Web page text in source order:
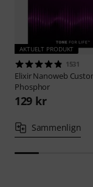
AKTUELT PRODUKT
1531
ElixirNanoweb
Phosphor
129 kr
Sammenlign